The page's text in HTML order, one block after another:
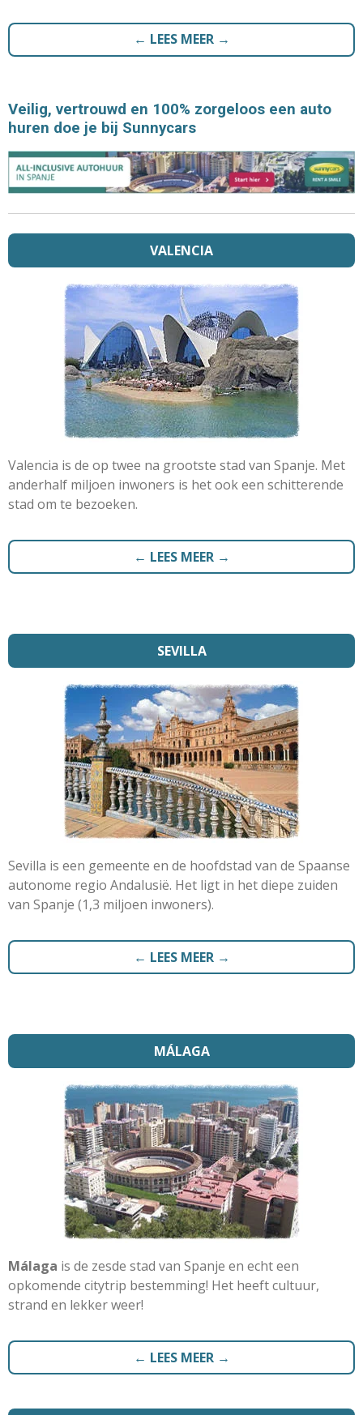
← LEES MEER →
Veilig, vertrouwd en 100% zorgeloos een auto
huren doe je bij Sunnycars
VALENCIA
Valencia is de op twee na grootste stad van Spanje. Met
anderhalf miljoen inwoners is het ook een schitterende
stad om te bezoeken.
← LEES MEER →
SEVILLA
Sevilla is een gemeente en de hoofdstad van de Spaanse
autonome regio Andalusië. Het ligt in het diepe zuiden
van Spanje (1,3 miljoen inwoners).
← LEES MEER →
MÁLAGA
Málaga is de zesde stad van Spanje en echt een
opkomende citytrip bestemming! Het heeft cultuur,
strand en lekker weer!
← LEES MEER →